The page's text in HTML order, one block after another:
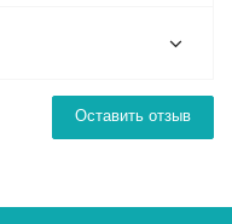
Оставить отзыв